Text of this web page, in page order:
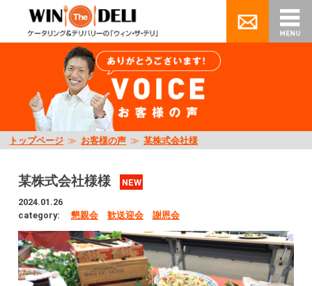
トップページ ≫ お客様の声 ≫某株式会社様
某株式会社様様
NEW
2024.01.26
category:
懇親会 歓送迎会 謝恩会